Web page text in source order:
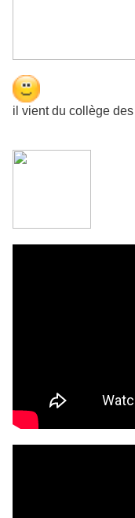
il vient du collège